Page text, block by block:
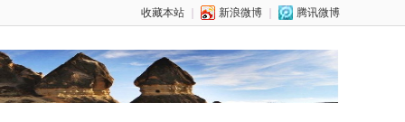
收藏本站 新浪微博 腾讯微博